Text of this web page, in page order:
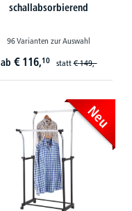
schallabsorbierend
96 Varianten zur Auswahl
ab € 116,10 statt€ 149,-
Neu